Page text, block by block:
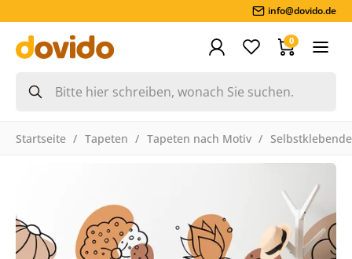
info@dovido.de
0
Startseite Tapeten Tapeten nach Motiv